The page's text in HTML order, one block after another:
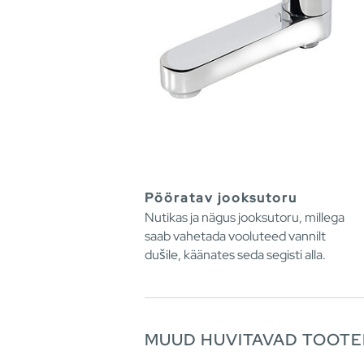
Pööratav jooksutoru
Nutikas ja nägus jooksutoru, millega
saab vahetada vooluteed vannilt
dušile, käänates seda segisti alla.
MUUD HUVITAVAD